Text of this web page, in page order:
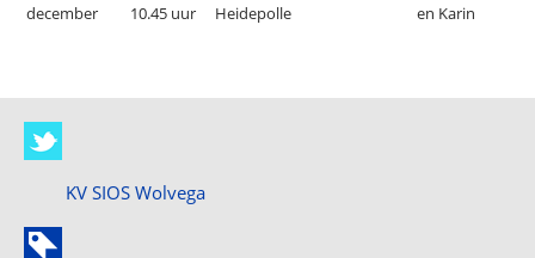
december
10.45 uur
Heidepolle
en Karin
KV SIOS Wolvega